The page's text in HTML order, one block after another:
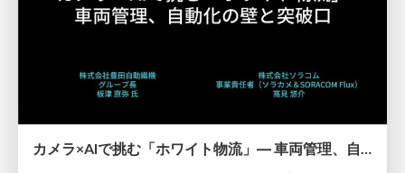
カメラ×AIで挑む「ホワイト物流」― 車両管理、自動化の壁と突破口【SORACOM Discovery 2026】